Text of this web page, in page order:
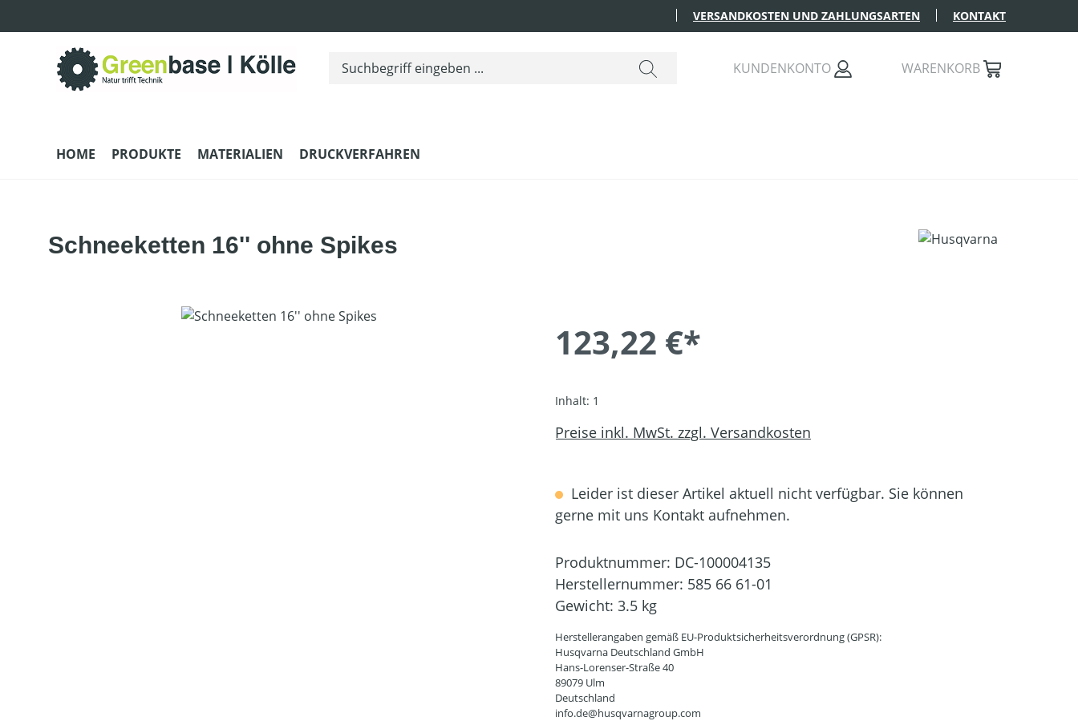
VERSANDKOSTEN UND ZAHLUNGSARTEN KONTAKT
KUNDENKONTO WARENKORB
HOME PRODUKTE MATERIALIEN DRUCKVERFAHREN
Schneeketten 16'' ohne Spikes
Bildergalerie überspringen
123,22 €*
Inhalt: 1
Preise inkl. MwSt. zzgl. Versandkosten
Leider ist dieser Artikel aktuell nicht verfügbar. Sie können
gerne mit uns Kontakt aufnehmen.
Produktnummer: DC-100004135
Herstellernummer: 585 66 61-01
Gewicht: 3.5 kg
Herstellerangaben gemäß EU-Produktsicherheitsverordnung (GPSR):
Husqvarna Deutschland GmbH
Hans-Lorenser-Straße 40
89079 Ulm
Deutschland
info.de@husqvarnagroup.com